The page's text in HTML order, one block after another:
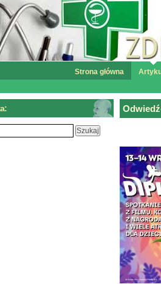
Strona główna